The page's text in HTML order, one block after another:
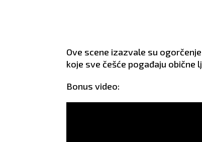
Ove scene izazvale su
koje sve češće pogađaju obične
Bonus video: